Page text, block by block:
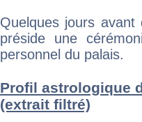
Quelques jours avant
préside une
personnel du palais.
Profil astrologique
(extrait filtré)